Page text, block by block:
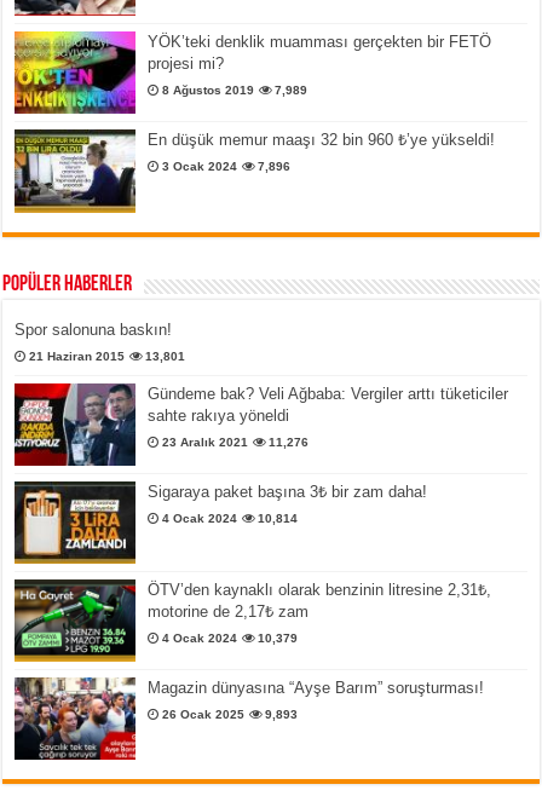
YÖK’teki denklik muamması gerçekten bir FETÖ
projesi mi?
8 Ağustos 2019 7,989
En düşük memur maaşı 32 bin 960 ₺’ye yükseldi!
3 Ocak 2024 7,896
Popüler Haberler
Spor salonuna baskın!
21 Haziran 2015 13,801
Gündeme bak? Veli Ağbaba: Vergiler arttı tüketiciler
sahte rakıya yöneldi
23 Aralık 2021 11,276
Sigaraya paket başına 3₺ bir zam daha!
4 Ocak 2024 10,814
ÖTV’den kaynaklı olarak benzinin litresine 2,31₺,
motorine de 2,17₺ zam
4 Ocak 2024 10,379
Magazin dünyasına “Ayşe Barım” soruşturması!
26 Ocak 2025 9,893